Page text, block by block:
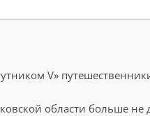
V»
области больше